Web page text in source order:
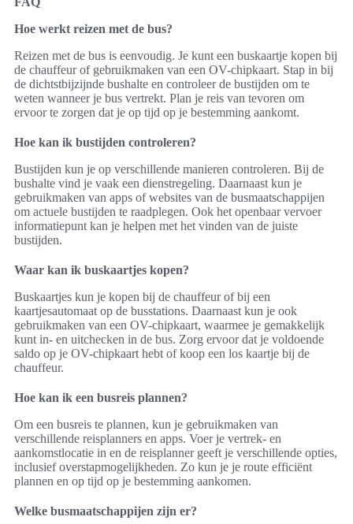
Hoe werkt reizen met de bus?
Reizen met de bus is eenvoudig. Je kunt een buskaartje kopen bij
de chauffeur of gebruikmaken van een OV-chipkaart. Stap in bij
de dichtstbijzijnde bushalte en controleer de bustijden om te
weten wanneer je bus vertrekt. Plan je reis van tevoren om
ervoor te zorgen dat je op tijd op je bestemming aankomt.
Hoe kan ik bustijden controleren?
Bustijden kun je op verschillende manieren controleren. Bij de
bushalte vind je vaak een dienstregeling. Daarnaast kun je
gebruikmaken van apps of websites van de busmaatschappijen
om actuele bustijden te raadplegen. Ook het openbaar vervoer
informatiepunt kan je helpen met het vinden van de juiste
bustijden.
Waar kan ik buskaartjes kopen?
Buskaartjes kun je kopen bij de chauffeur of bij een
kaartjesautomaat op de busstations. Daarnaast kun je ook
gebruikmaken van een OV-chipkaart, waarmee je gemakkelijk
kunt in- en uitchecken in de bus. Zorg ervoor dat je voldoende
saldo op je OV-chipkaart hebt of koop een los kaartje bij de
chauffeur.
Hoe kan ik een busreis plannen?
Om een busreis te plannen, kun je gebruikmaken van
verschillende reisplanners en apps. Voer je vertrek- en
aankomstlocatie in en de reisplanner geeft je verschillende opties,
inclusief overstapmogelijkheden. Zo kun je je route efficiënt
plannen en op tijd op je bestemming aankomen.
Welke busmaatschappijen zijn er?